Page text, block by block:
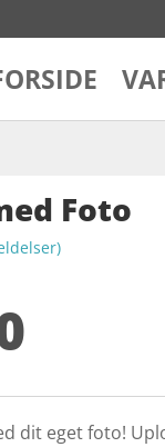
Foto
dit eget foto!